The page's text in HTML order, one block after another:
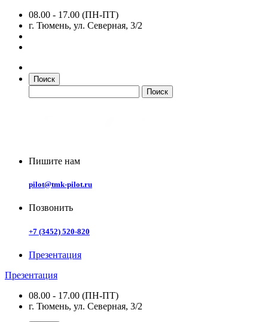
08.00 - 17.00 (ПН-ПТ)
г. Тюмень, ул. Северная, 3/2
Поиск
Пишите нам
pilot@tmk-pilot.ru
Позвонить
+7 (3452) 520-820
Презентация
Презентация
08.00 - 17.00 (ПН-ПТ)
г. Тюмень, ул. Северная, 3/2